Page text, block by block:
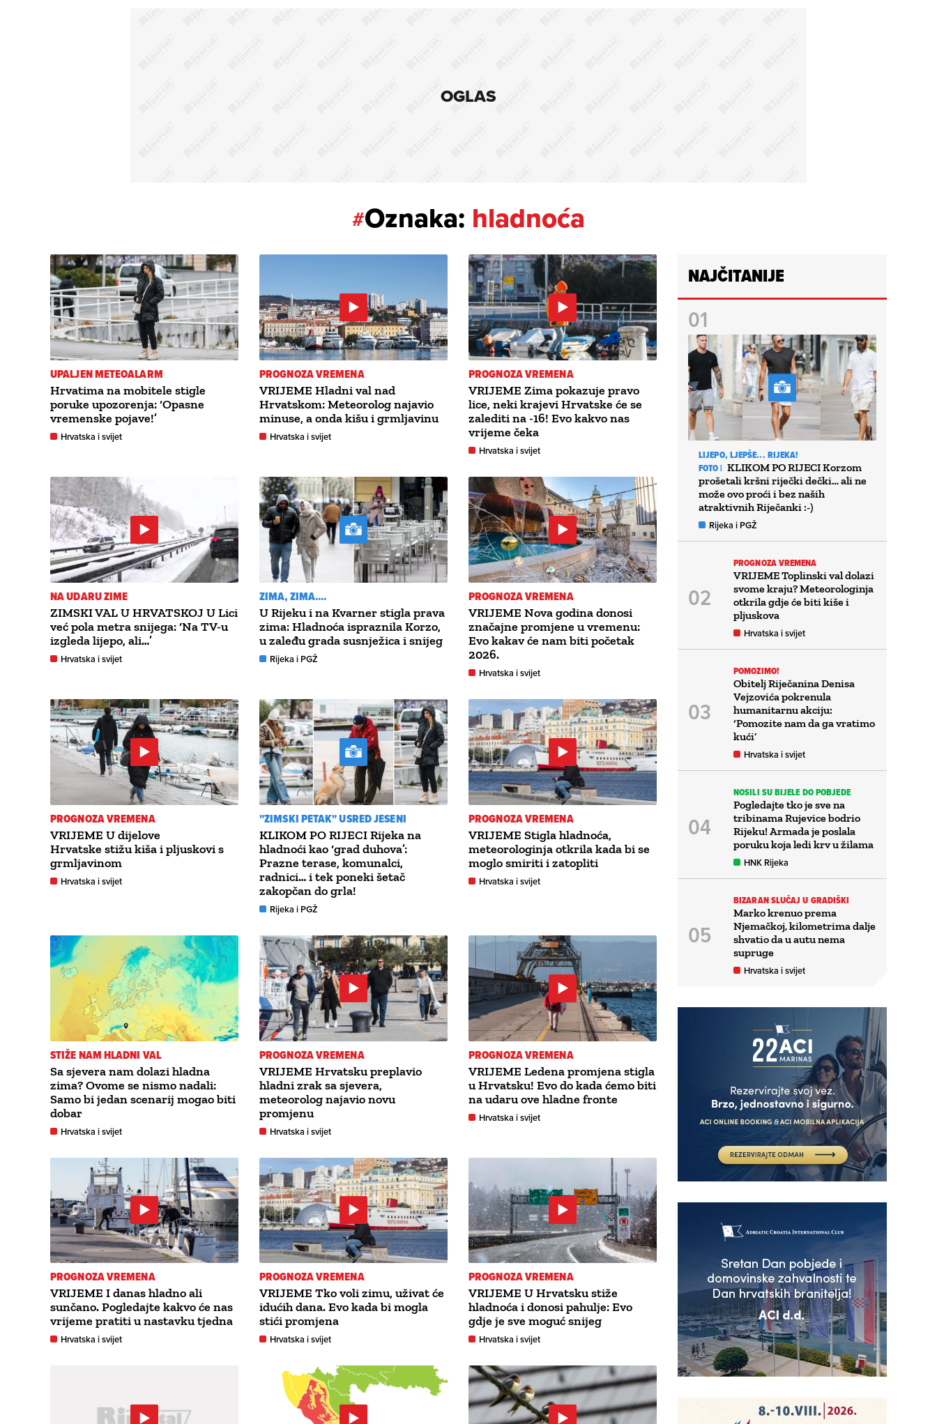
OGLAS
#Oznaka: hladnoća
UPALJEN METEOALARM
Hrvatima na mobitele stigle
poruke upozorenja: ‘Opasne
vremenske pojave!’
Hrvatska i svijet
PROGNOZA VREMENA
VRIJEME Hladni val nad
Hrvatskom: Meteorolog najavio
minuse, a onda kišu i grmljavinu
Hrvatska i svijet
PROGNOZA VREMENA
VRIJEME Zima pokazuje pravo
lice, neki krajevi Hrvatske će se
zalediti na -16! Evo kakvo nas
vrijeme čeka
Hrvatska i svijet
NA UDARU ZIME
ZIMSKI VAL U HRVATSKOJ U Lici
već pola metra snijega: ‘Na TV-u
izgleda lijepo, ali…’
Hrvatska i svijet
ZIMA, ZIMA....
U Rijeku i na Kvarner stigla prava
zima: Hladnoća ispraznila Korzo,
u zaleđu grada susnježica i snijeg
Rijeka i PGŽ
PROGNOZA VREMENA
VRIJEME Nova godina donosi
značajne promjene u vremenu:
Evo kakav će nam biti početak
2026.
Hrvatska i svijet
PROGNOZA VREMENA
VRIJEME U dijelove
Hrvatske stižu kiša i pljuskovi s
grmljavinom
Hrvatska i svijet
"ZIMSKI PETAK" USRED JESENI
KLIKOM PO RIJECI Rijeka na
hladnoći kao ‘grad duhova’:
Prazne terase, komunalci,
radnici… i tek poneki šetač
zakopčan do grla!
Rijeka i PGŽ
PROGNOZA VREMENA
VRIJEME Stigla hladnoća,
meteorologinja otkrila kada bi se
moglo smiriti i zatopliti
Hrvatska i svijet
STIŽE NAM HLADNI VAL
Sa sjevera nam dolazi hladna
zima? Ovome se nismo nadali:
Samo bi jedan scenarij mogao biti
dobar
Hrvatska i svijet
PROGNOZA VREMENA
VRIJEME Hrvatsku preplavio
hladni zrak sa sjevera,
meteorolog najavio novu
promjenu
Hrvatska i svijet
PROGNOZA VREMENA
VRIJEME Ledena promjena stigla
u Hrvatsku! Evo do kada ćemo biti
na udaru ove hladne fronte
Hrvatska i svijet
PROGNOZA VREMENA
VRIJEME I danas hladno ali
sunčano. Pogledajte kakvo će nas
vrijeme pratiti u nastavku tjedna
Hrvatska i svijet
PROGNOZA VREMENA
VRIJEME Tko voli zimu, uživat će
idućih dana. Evo kada bi mogla
stići promjena
Hrvatska i svijet
PROGNOZA VREMENA
VRIJEME U Hrvatsku stiže
hladnoća i donosi pahulje: Evo
gdje je sve moguć snijeg
Hrvatska i svijet
NAJČITANIJE
LIJEPO, LJEPŠE... RIJEKA!
FOTO | KLIKOM PO RIJECI Korzom
prošetali kršni riječki dečki… ali ne
može ovo proći i bez naših
atraktivnih Riječanki :-)
Rijeka i PGŽ
PROGNOZA VREMENA
VRIJEME Toplinski val dolazi
svome kraju? Meteorologinja
otkrila gdje će biti kiše i
pljuskova
Hrvatska i svijet
POMOZIMO!
Obitelj Riječanina Denisa
Vejzovića pokrenula
humanitarnu akciju:
‘Pomozite nam da ga vratimo
kući’
Hrvatska i svijet
NOSILI SU BIJELE DO POBJEDE
Pogledajte tko je sve na
tribinama Rujevice bodrio
Rijeku! Armada je poslala
poruku koja ledi krv u žilama
HNK Rijeka
BIZARAN SLUČAJ U GRADIŠKI
Marko krenuo prema
Njemačkoj, kilometrima dalje
shvatio da u autu nema
supruge
Hrvatska i svijet